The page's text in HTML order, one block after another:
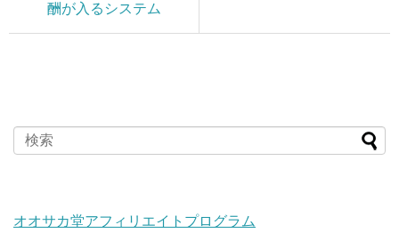
酬が入るシステム
オオサカ堂アフィリエイトプログラム